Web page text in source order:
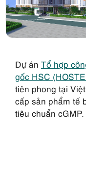
Dự án Tổ hợp
gốc HSC
tiên phong tại
cấp sản phẩm tế
tiêu chuẩn cGMP.